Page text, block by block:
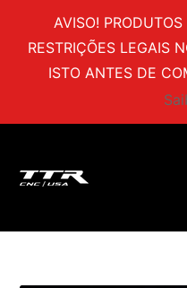
AVISO!
RESTRIÇÕES LEGAIS
ISTO ANTES DE